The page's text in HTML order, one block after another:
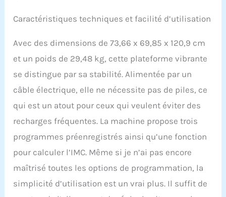
option de mode manuel.
de capteurs IMC intégrés
pour le suivi des progrès,
et les accessoires
incluent des bandes de
résistance amovibles
pour engager le haut du
corps pour un
entraînement complet.
débutants et les
utilisateurs avancés
forme de vibration, qui
dispose d'un panneau de
Caractéristiques techniques et facilité d’utilisation
Avec des dimensions de 73,66 x 69,85 x 120,9 cm
et un poids de 29,48 kg, cette plateforme vibrante
se distingue par sa stabilité. Alimentée par un
câble électrique, elle ne nécessite pas de piles, ce
qui est un atout pour ceux qui veulent éviter des
recharges fréquentes. La machine propose trois
programmes préenregistrés ainsi qu’une fonction
pour calculer l’IMC. Même si je n’ai pas encore
maîtrisé toutes les options de programmation, la
simplicité d’utilisation est un vrai plus. Il suffit de